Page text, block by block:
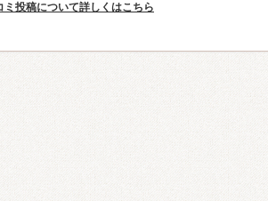
ミ投稿について詳しくはこちら